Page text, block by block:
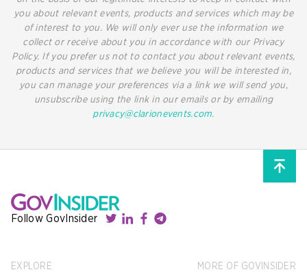
you about relevant events, products and services which may be
of interest to you. We will only ever use the information we
collect or receive about you in accordance with our Privacy
Policy. If you prefer us not to contact you about relevant events,
products and services that we believe you will be interested in,
you can manage your preferences via a link we will send you,
unsubscribe using the link in our emails or by emailing
privacy@clarionevents.com.
Follow GovInsider
EXPLORE MORE OF GOVINSIDER